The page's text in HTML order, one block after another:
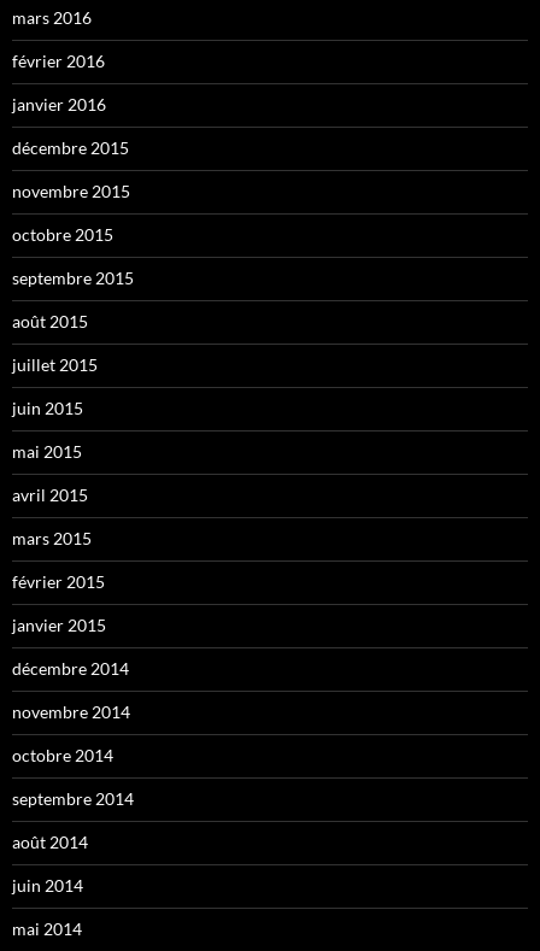
mars 2016
février 2016
janvier 2016
décembre 2015
novembre 2015
octobre 2015
septembre 2015
août 2015
juillet 2015
juin 2015
mai 2015
avril 2015
mars 2015
février 2015
janvier 2015
décembre 2014
novembre 2014
octobre 2014
septembre 2014
août 2014
juin 2014
mai 2014